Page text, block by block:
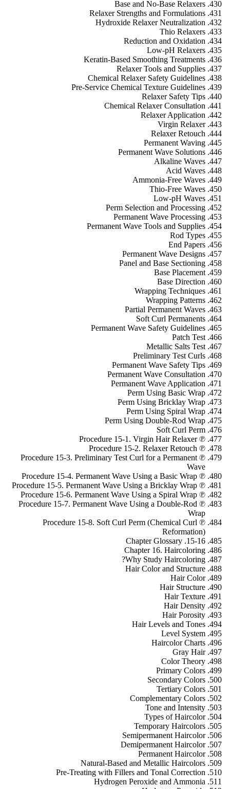
Base and No-Base Relaxers
Relaxer Strengths and Formulations
Hydroxide Relaxer Neutralization
Thio Relaxers
Reduction and Oxidation
Low-pH Relaxers
Keratin-Based Smoothing Treatments
Relaxer Tools and Supplies
Chemical Relaxer Safety Guidelines
Pre-Service Chemical Texture Guidelines
Relaxer Safety Tips
Chemical Relaxer Consultation
Relaxer Application
Virgin Relaxer
Relaxer Retouch
Permanent Waving
Permanent Wave Solutions
Alkaline Waves
Acid Waves
Ammonia-Free Waves
Thio-Free Waves
Low-pH Waves
Perm Selection and Processing
Permanent Wave Processing
Permanent Wave Tools and Supplies
Rod Types
End Papers
Permanent Wave Designs
Panel and Base Sectioning
Base Placement
Base Direction
Wrapping Techniques
Wrapping Patterns
Partial Permanent Waves
Soft Curl Permanents
Permanent Wave Safety Guidelines
Patch Test
Metallic Salts Test
Preliminary Test Curls
Permanent Wave Safety Tips
Permanent Wave Consultation
Permanent Wave Application
Perm Using Basic Wrap
Perm Using Bricklay Wrap
Perm Using Spiral Wrap
Perm Using Double-Rod Wrap
Soft Curl Perm
℗ Procedure 15-1. Virgin Hair Relaxer
℗ Procedure 15-2. Relaxer Retouch
℗ Procedure 15-3. Preliminary Test Curl for a Permanent
Wave
℗ Procedure 15-4. Permanent Wave Using a Basic Wrap
℗ Procedure 15-5. Permanent Wave Using a Bricklay Wrap
℗ Procedure 15-6. Permanent Wave Using a Spiral Wrap
℗ Procedure 15-7. Permanent Wave Using a Double-Rod
Wrap
℗ Procedure 15-8. Soft Curl Perm (Chemical Curl
Reformation)
15-16. Chapter Glossary
Chapter 16. Haircoloring
Why Study Haircoloring?
Hair Color and Structure
Hair Color
Hair Structure
Hair Texture
Hair Density
Hair Porosity
Hair Levels and Tones
Level System
Haircolor Charts
Gray Hair
Color Theory
Primary Colors
Secondary Colors
Tertiary Colors
Complementary Colors
Tone and Intensity
Types of Haircolor
Temporary Haircolors
Semipermanent Haircolor
Demipermanent Haircolor
Permanent Haircolor
Natural-Based and Metallic Haircolors
Pre-Treating with Fillers and Tonal Correction
Hydrogen Peroxide and Ammonia